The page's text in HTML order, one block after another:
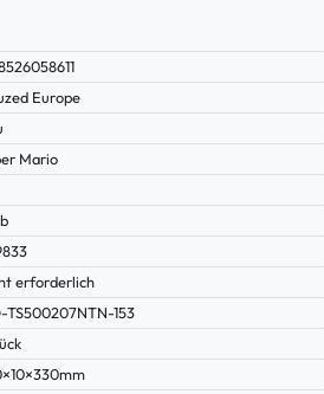
Europe
Mario
erforderlich
TS500207NTN-153